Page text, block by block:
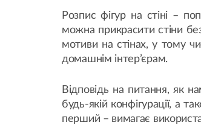
Розпис фігур на стіні –
можна прикрасити стіни
мотиви на стінах, у тому
домашнім інтер’єрам.
Відповідь на питання, як
будь-якій конфігурації, а
перший – вимагає